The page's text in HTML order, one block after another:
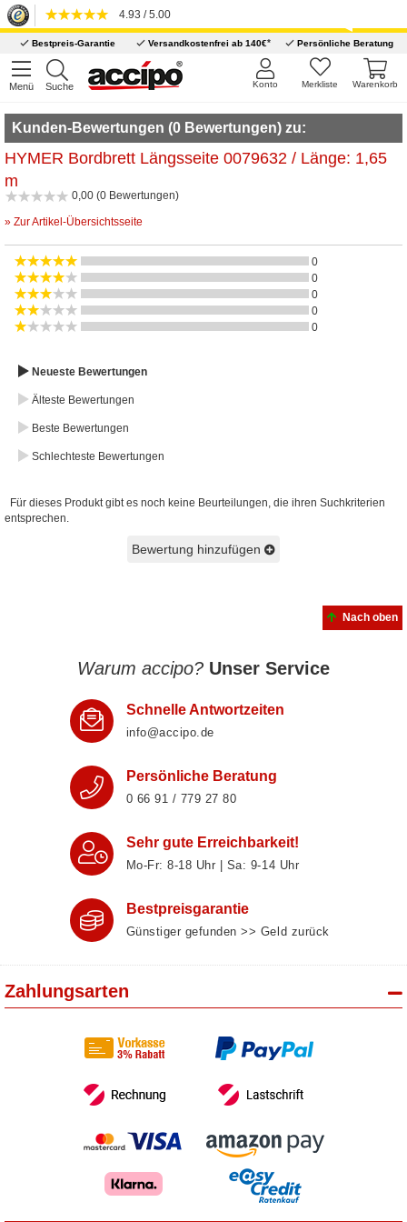
4.93 / 5.00
Bestpreis-Garantie Versandkostenfrei ab 140€* Persönliche Beratung
Menü Suche Warenkorb
Merkliste
Konto
Kunden-Bewertungen (0 Bewertungen) zu:
HYMER Bordbrett Längsseite 0079632 / Länge: 1,65
m
0,00 (0 Bewertungen)
» Zur Artikel-Übersichtsseite
0
0
0
0
0
Neueste Bewertungen
Älteste Bewertungen
Beste Bewertungen
Schlechteste Bewertungen
Für dieses Produkt gibt es noch keine Beurteilungen, die ihren Suchkriterien
entsprechen.
Bewertung hinzufügen
Nach oben
Warum accipo? Unser Service
Schnelle Antwortzeiten
info@accipo.de
Persönliche Beratung
0 66 91 / 779 27 80
Sehr gute Erreichbarkeit!
Mo-Fr: 8‑18 Uhr | Sa: 9‑14 Uhr
Bestpreisgarantie
Günstiger gefunden >> Geld zurück
Zahlungsarten